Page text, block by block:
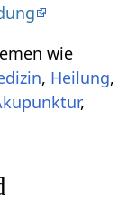
wie
, Heilung,
,